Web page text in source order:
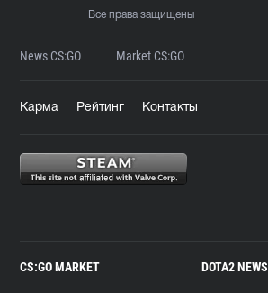
Все права защищены
News CS:GO Market CS:GO
Карма Рейтинг Контакты
CS:GO MARKET DOTA2 NEWS